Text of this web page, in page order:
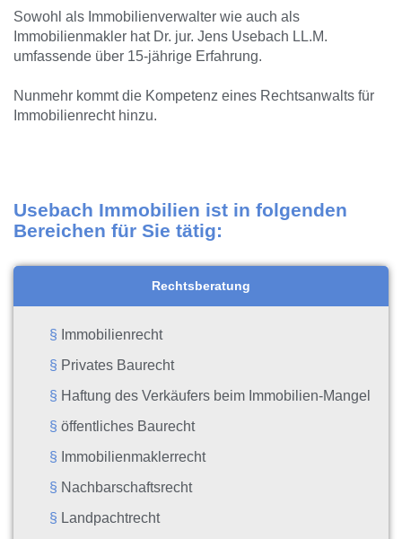
Sowohl als Immobilienverwalter wie auch als
Immobilienmakler hat Dr. jur. Jens Usebach LL.M.
umfassende über 15-jährige Erfahrung.
Nunmehr kommt die Kompetenz eines Rechtsanwalts für
Immobilienrecht hinzu.
Usebach Immobilien ist in folgenden
Bereichen für Sie tätig:
Rechtsberatung
Immobilienrecht
Privates Baurecht
Haftung des Verkäufers beim Immobilien-Mangel
öffentliches Baurecht
Immobilienmaklerrecht
Nachbarschaftsrecht
Landpachtrecht